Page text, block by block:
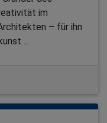
im
– für ihn
...